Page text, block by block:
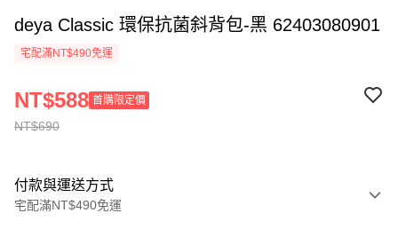
deya Classic 環保抗菌斜背包-黑 62403080901
宅配滿NT$490免運
NT$690
NT$588 首購限定價
付款與運送方式
宅配滿NT$490免運